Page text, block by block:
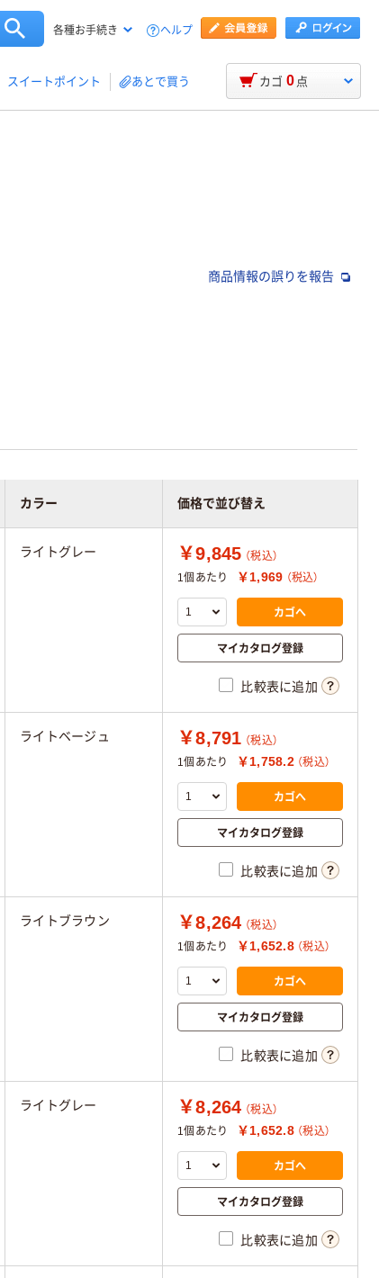
各種お手続き ヘルプ
スイートポイント あとで買う カゴ 0 点
商品情報の誤りを報告
カラー 価格で並び替え
ライトグレー ￥9,845 （税込）
1個あたり
￥1,969 （税込）
カゴへ
マイカタログ登録
比較表に追加
ライトベージュ ￥8,791 （税込）
1個あたり
￥1,758.2 （税込）
カゴへ
マイカタログ登録
比較表に追加
ライトブラウン ￥8,264 （税込）
1個あたり
￥1,652.8 （税込）
カゴへ
マイカタログ登録
比較表に追加
ライトグレー ￥8,264 （税込）
1個あたり
￥1,652.8 （税込）
カゴへ
マイカタログ登録
比較表に追加